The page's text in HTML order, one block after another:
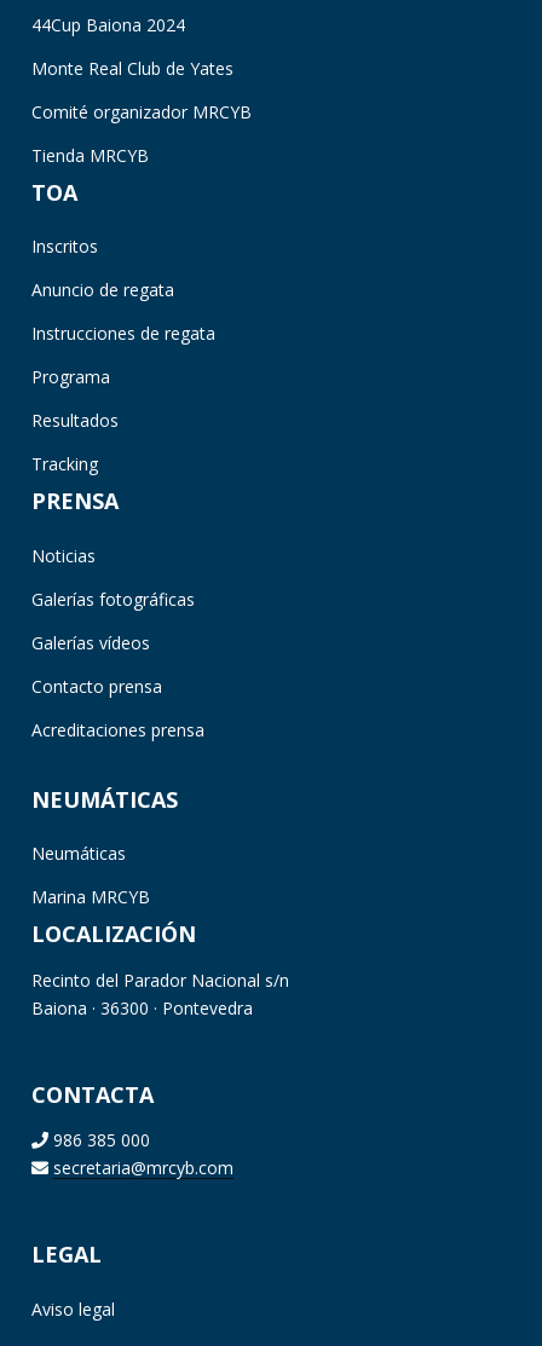
44Cup Baiona 2024
Monte Real Club de Yates
Comité organizador MRCYB
Tienda MRCYB
TOA
Inscritos
Anuncio de regata
Instrucciones de regata
Programa
Resultados
Tracking
PRENSA
Noticias
Galerías fotográficas
Galerías vídeos
Contacto prensa
Acreditaciones prensa
NEUMÁTICAS
Neumáticas
Marina MRCYB
LOCALIZACIÓN
Recinto del Parador Nacional s/n
Baiona · 36300 · Pontevedra
CONTACTA
986 385 000
secretaria@mrcyb.com
LEGAL
Aviso legal